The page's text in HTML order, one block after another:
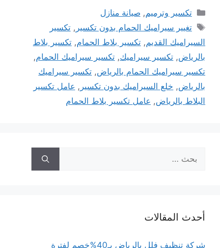
التصنيفات
تكسير وترميم,صيانة منازل
الوسوم
تغيير سيراميك الحمام بدون تكسير ,تكسير
السيراميك القديم, تكسير بلاط الحمام, تكسير بلاط
بالرياض, تكسير سيراميك, تكسير سيراميك الحمام,
تكسير سيراميك الحمام بالرياض, تكسير سيراميك
بالرياض, خلع السيراميك بدون تكسير , عامل تكسير
البلاط بالرياض, عامل تكسير بلاط الحمام
عن:
أحدث المقالات
شركة تنظيف فلل بالرياض بـ40%خصم لفترة